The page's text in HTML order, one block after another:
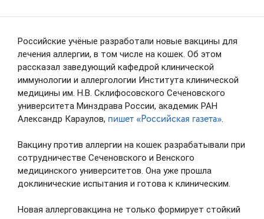
НОВОСТИ
Российские учёные разработали новые вакцины для
лечения аллергии, в том числе на кошек. Об этом
рассказал заведующий кафедрой клинической
иммунологии и аллергологии Института клинической
медицины им. Н.В. Склифосовского Сеченовского
университета Минздрава России, академик РАН
Александр Караулов, пишет «Российская газета».
Вакцину против аллергии на кошек разрабатывали при
сотрудничестве Сеченовского и Венского
медицинского университетов. Она уже прошла
доклинические испытания и готова к клиническим.
Новая аллерговакцина не только формирует стойкий